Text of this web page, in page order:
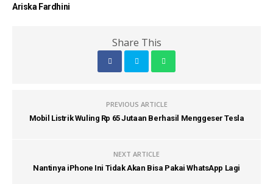
Ariska Fardhini
Share This
PREVIOUS ARTICLE
Mobil Listrik Wuling Rp 65 Jutaan Berhasil Menggeser Tesla
NEXT ARTICLE
Nantinya iPhone Ini Tidak Akan Bisa Pakai WhatsApp Lagi